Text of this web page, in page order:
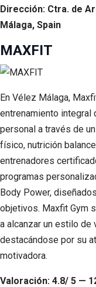
Dirección: Ctra. de
Málaga, Spain
MAXFIT
En Vélez Málaga,
entrenamiento integral
personal a través de
físico, nutrición
entrenadores
programas
Body Power,
objetivos. Maxfit Gym
a alcanzar un estilo de
destacándose por su
motivadora.
Valoración: 4.8/ 5 —